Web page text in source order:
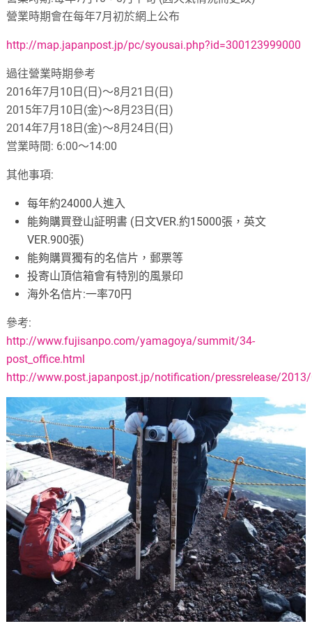
營業時期會在每年7月初於網上公布
http://map.japanpost.jp/pc/syousai.php?id=300123999000
過往營業時期參考
2016年7月 10 日 ( 日)～8月 21 日 ( 日)
2015年7月 10 日 (金)～8月 23 日 ( 日)
2014年7月 18 日 (金)～8月 24 日 ( 日)
営業時間: 6:00～14:00
其他事項:
每年約24000人進入
能夠購買登山証明書 ( 日文VER.約15000張，英文
VER.900張)
能夠購買獨有的名信片，郵票等
投寄山頂信箱會有特別的風景印
海外名信片:一率70円
參考:
http://www.fujisanpo.com/yamagoya/summit/34-
post_office.html
http://www.post.japanpost.jp/notification/pressrelease/